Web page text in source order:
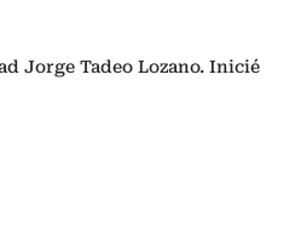
Jorge Tadeo Lozano. Inicié